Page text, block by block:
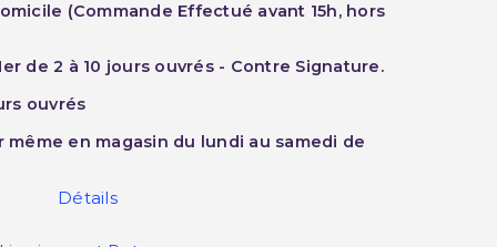
(Commande Effectué avant 15h, hors
de 2 à 10 jours ouvrés - Contre Signature.
ouvrés
même en magasin du lundi au samedi de
Détails